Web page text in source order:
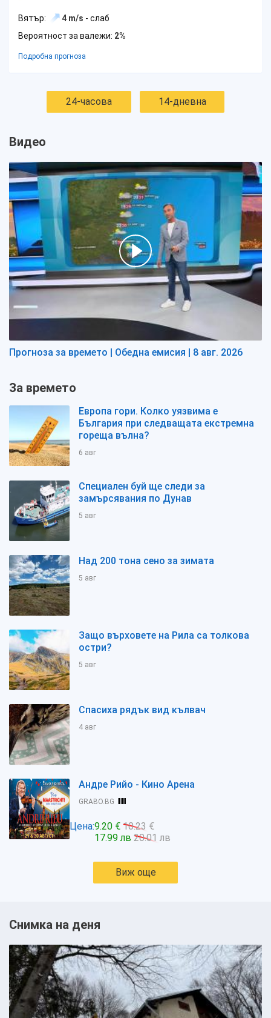
Вятър: 4 m/s - слаб
Вероятност за валежи: 2%
Подробна прогноза
24-часова 14-дневна
Видео
Прогноза за времето | Обедна емисия | 8 авг. 2026
За времето
Европа гори. Колко уязвима е
България при следващата екстремна
гореща вълна?
6 авг
Специален буй ще следи за
замърсявания по Дунав
5 авг
Над 200 тона сено за зимата
5 авг
Защо върховете на Рила са толкова
остри?
5 авг
Спасиха рядък вид кълвач
4 авг
Андре Рийо - Кино Арена
GRABO.BG
Цена:9.20 € 10.23 €
17.99 лв 20.01 лв
Виж още
Снимка на деня